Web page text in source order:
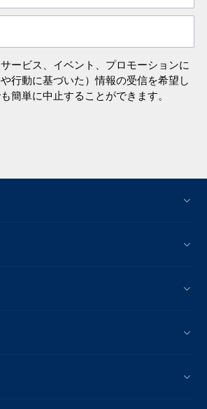
ービス、イベント、プロモーションに
行動に基づいた）情報の受信を希望し
簡単に中止することができます。